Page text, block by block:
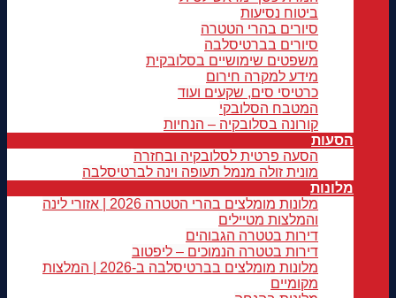
ביטוח נסיעות
סיורים בהרי הטטרה
סיורים בברטיסלבה
משפטים שימושיים בסלובקית
מידע למקרה חירום
כרטיסי סים, שקעים ועוד
המטבח הסלובקי
קורונה בסלובקיה – הנחיות
הסעות
הסעה פרטית לסלובקיה ובחזרה
מונית זולה מנמל תעופה וינה לברטיסלבה
מלונות
מלונות מומלצים בהרי הטטרה 2026 | אזורי לינה
והמלצות מטיילים
דירות בטטרה הגבוהים
דירות בטטרה הנמוכים – ליפטוב
מלונות מומלצים בברטיסלבה ב-2026 | המלצות
מקומיים